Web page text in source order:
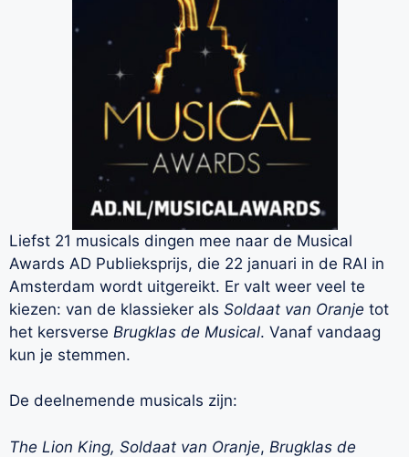
Liefst 21 musicals dingen mee naar de Musical
Awards AD Publieksprijs, die 22 januari in de RAI in
Amsterdam wordt uitgereikt. Er valt weer veel te
kiezen: van de klassieker als Soldaat van Oranje tot
het kersverse Brugklas de Musical. Vanaf vandaag
kun je stemmen.
De deelnemende musicals zijn:
The Lion King, Soldaat van Oranje, Brugklas de